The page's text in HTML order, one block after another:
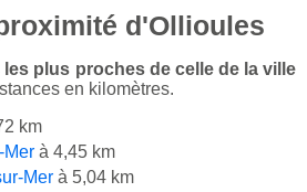
d'Ollioules
les plus proches de celle de la ville
en kilomètres.
km
Mer à 4,45 km
Mer à 5,04 km